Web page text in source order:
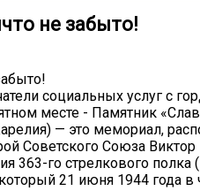
не забыто!
социальных услуг с
месте - Памятник
— это мемориал,
Советского Союза
363-го стрелкового полка
21 июня 1944 года